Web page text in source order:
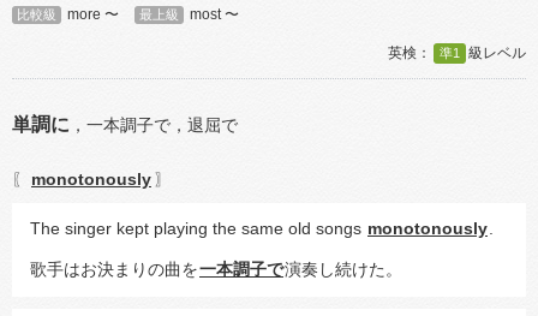
比較級 more 〜 最上級 most 〜
準1
単調に ， 一本調子で， 退屈で
〖 monotonously 〗
The singer kept playing the same old songs monotonously
歌手はお決まりの曲を一本調子で演奏し続けた。